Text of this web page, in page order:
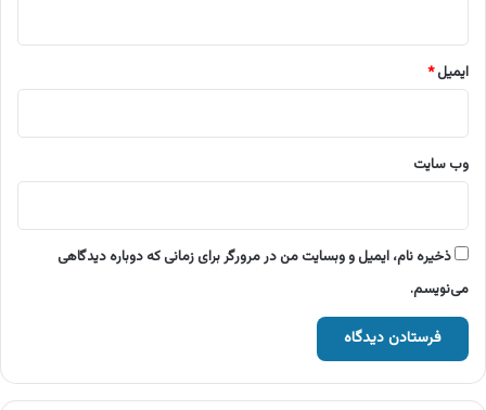
ایمیل*
وب‌ سایت
ذخیره نام، ایمیل و وبسایت من در مرورگر برای زمانی که دوباره دیدگاهی
می‌نویسم.